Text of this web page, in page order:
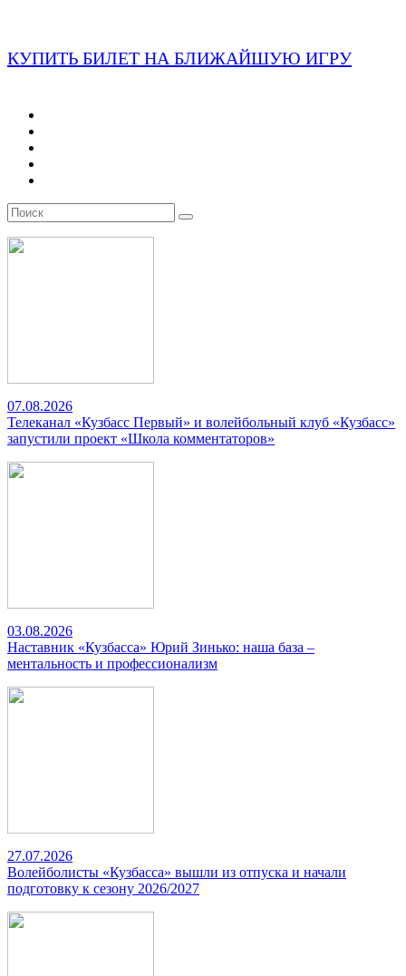
КУПИТЬ БИЛЕТ НА БЛИЖАЙШУЮ ИГРУ
07.08.2026
Телеканал «Кузбасс Первый» и волейбольный клуб «Кузбасс»
запустили проект «Школа комментаторов»
03.08.2026
Наставник «Кузбасса» Юрий Зинько: наша база –
ментальность и профессионализм
27.07.2026
Волейболисты «Кузбасса» вышли из отпуска и начали
подготовку к сезону 2026/2027